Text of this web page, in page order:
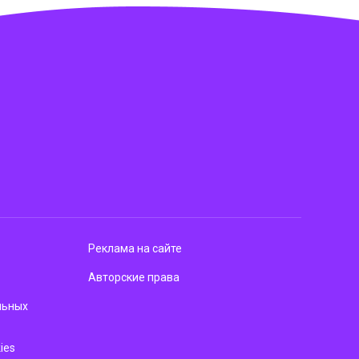
Реклама на сайте
Авторские права